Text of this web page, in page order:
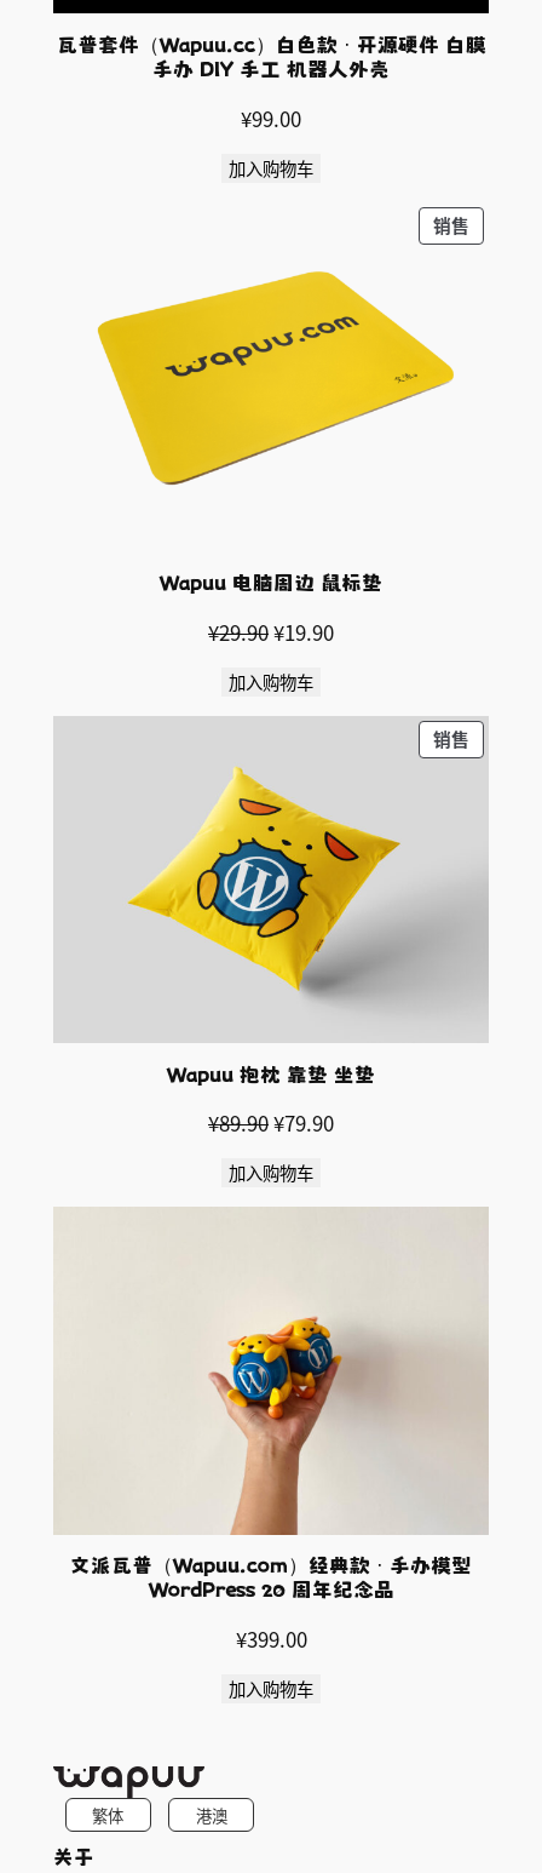
瓦普套件（Wapuu.cc）白色款 · 开源硬件 白膜
手办 DIY 手工 机器人外壳
¥99.00
加入购物车
销售
销
Wapuu 电脑周边 鼠标垫
¥29.90原
为：
¥29.90。
¥19.90当
格
加入购物车
销售
销
Wapuu 抱枕 靠垫 坐垫
¥89.90原
为：
¥79.90当
加入购物车
文派瓦普（Wapuu.com）经典款 · 手办模型
WordPress 20 周年纪念品
¥399.00
加入购物车
繁体
港澳
关于